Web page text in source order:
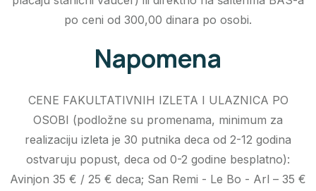
po ceni od 300,00 dinara po osobi.
Napomena
CENE FAKULTATIVNIH IZLETA I ULAZNICA PO
OSOBI (podložne su promenama, minimum za
realizaciju izleta je 30 putnika deca od 2-12 godina
ostvaruju popust, deca od 0-2 godine besplatno):
Avinjon 35 € / 25 € deca; San Remi - Le Bo - Arl – 35 €